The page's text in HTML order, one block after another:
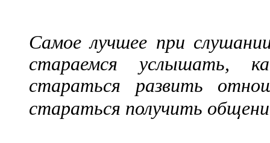
Самое лучшее при
стараемся услышать,
стараться развить
стараться получить